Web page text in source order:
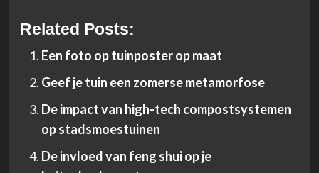
Related Posts:
Een foto op tuinposter op maat
Geef je tuin een zomerse metamorfose
De impact van high-tech compostsystemen
op stadsmoestuinen
De invloed van feng shui op je